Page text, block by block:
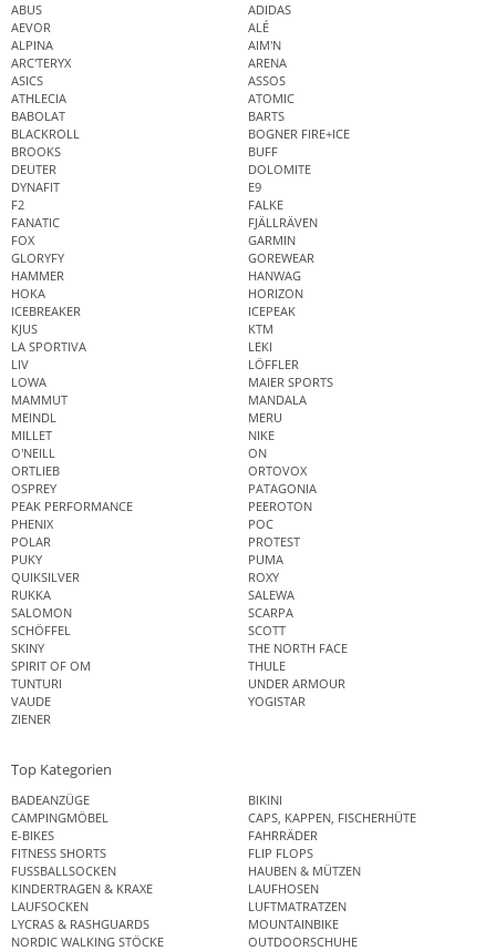
ABUS
ADIDAS
AEVOR
ALÉ
ALPINA
AIM'N
ARC'TERYX
ARENA
ASICS
ASSOS
ATHLECIA
ATOMIC
BABOLAT
BARTS
BLACKROLL
BOGNER FIRE+ICE
BROOKS
BUFF
DEUTER
DOLOMITE
DYNAFIT
E9
F2
FALKE
FANATIC
FJÄLLRÄVEN
FOX
GARMIN
GLORYFY
GOREWEAR
HAMMER
HANWAG
HOKA
HORIZON
ICEBREAKER
ICEPEAK
KJUS
KTM
LA SPORTIVA
LEKI
LIV
LÖFFLER
LOWA
MAIER SPORTS
MAMMUT
MANDALA
MEINDL
MERU
MILLET
NIKE
O'NEILL
ON
ORTLIEB
ORTOVOX
OSPREY
PATAGONIA
PEAK PERFORMANCE
PEEROTON
PHENIX
POC
POLAR
PROTEST
PUKY
PUMA
QUIKSILVER
ROXY
RUKKA
SALEWA
SALOMON
SCARPA
SCHÖFFEL
SCOTT
SKINY
THE NORTH FACE
SPIRIT OF OM
THULE
TUNTURI
UNDER ARMOUR
VAUDE
YOGISTAR
ZIENER
Top Kategorien
BADEANZÜGE
BIKINI
CAMPINGMÖBEL
CAPS, KAPPEN, FISCHERHÜTE
E-BIKES
FAHRRÄDER
FITNESS SHORTS
FLIP FLOPS
FUSSBALLSOCKEN
HAUBEN & MÜTZEN
KINDERTRAGEN & KRAXE
LAUFHOSEN
LAUFSOCKEN
LUFTMATRATZEN
LYCRAS & RASHGUARDS
MOUNTAINBIKE
NORDIC WALKING STÖCKE
OUTDOORSCHUHE